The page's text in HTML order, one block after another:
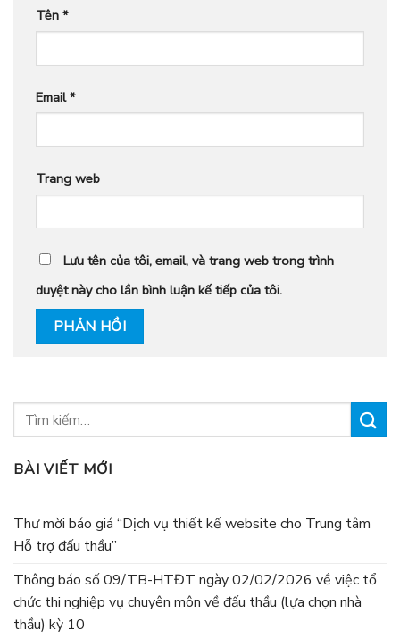
Tên *
Email*
Trang web
Lưu tên của tôi, email, và trang web trong trình
duyệt này cho lần bình luận kế tiếp của tôi.
BÀI VIẾT MỚI
Thư mời báo giá “Dịch vụ thiết kế website cho Trung tâm
Hỗ trợ đấu thầu”
Thông báo số 09/TB-HTĐT ngày 02/02/2026 về việc tổ
chức thi nghiệp vụ chuyên môn về đấu thầu (lựa chọn nhà
thầu) kỳ 10